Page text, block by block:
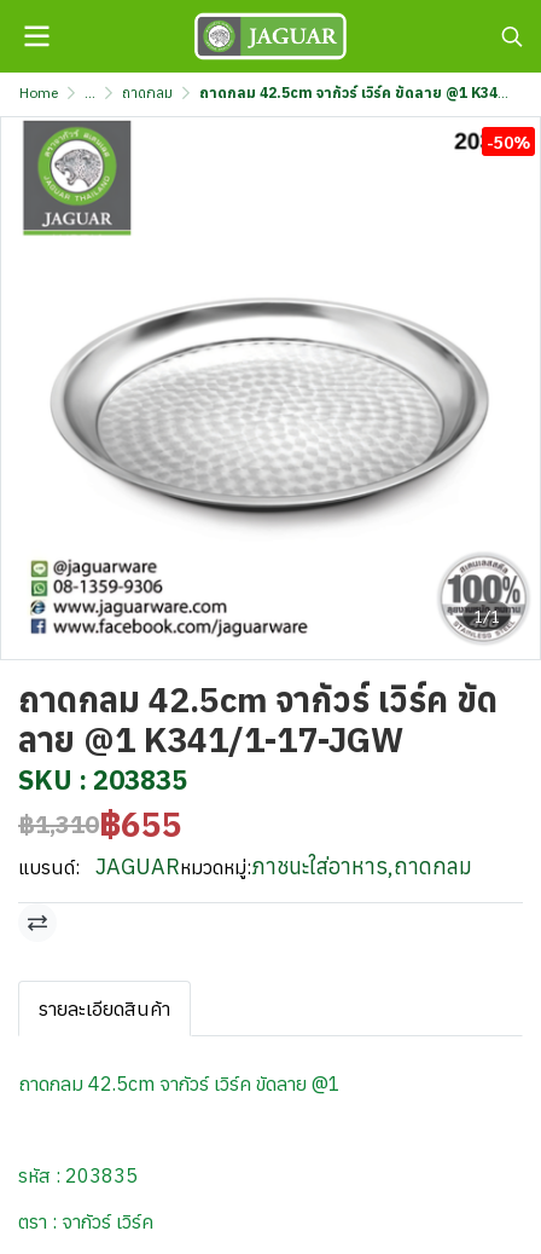
Home ... ถาดกลม ถาดกลม 42.5cm จากัวร์ เวิร์ค ขัดลาย @1 K341/1-17-JGW
1/1
-50%
ถาดกลม 42.5cm จากัวร์ เวิร์ค ขัด
ลาย @1 K341/1-17-JGW
SKU : 203835
฿1,310฿655
แบรนด์: JAGUARหมวดหมู่:ภาชนะใส่อาหาร,ถาดกลม
รายละเอียดสินค้า
ถาดกลม 42.5cm จากัวร์ เวิร์ค ขัดลาย @1
รหัส : 203835
ตรา : จากัวร์ เวิร์ค